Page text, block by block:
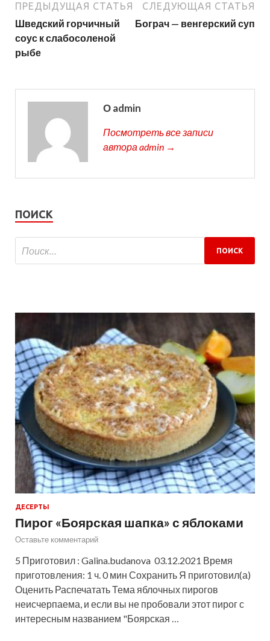
ПРЕДЫДУЩАЯ СТАТЬЯ
Шведский горчичный
соус к слабосоленой
рыбе
СЛЕДУЮЩАЯ СТАТЬЯ
Бограч — венгерский суп
О admin
Посмотреть все записи
автора admin →
ПОИСК
ДЕСЕРТЫ
Пирог «Боярская шапка» с яблоками
Оставьте комментарий
5 Приготовил : Galina.budanova 03.12.2021 Время
приготовления: 1 ч. 0 мин Сохранить Я приготовил(а)
Оценить Распечатать Тема яблочных пирогов
неисчерпаема, и если вы не пробовали этот пирог с
интересным названием "Боярская …